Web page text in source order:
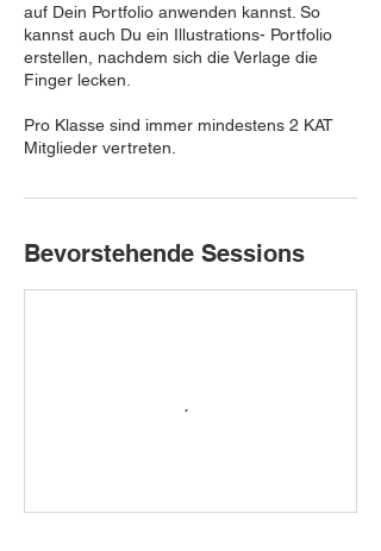
auf Dein Portfolio anwenden kannst. So
kannst auch Du ein Illustrations- Portfolio
erstellen, nachdem sich die Verlage die
Finger lecken.
Pro Klasse sind immer mindestens 2 KAT
Mitglieder vertreten.
Bevorstehende Sessions